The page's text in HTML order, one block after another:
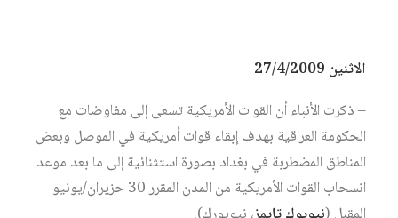
الاثنين 27/4/2009
– ذكرت الأنباء أن القوات الأمريكية تسعى إلى مفاوضات مع
الحكومة العراقية بهدف إبقاء قوات أمريكية في الموصل وبعض
المناطق المضطربة في بغداد بصورة استثنائية إلى ما بعد موعد
انسحاب القوات الأمريكية من المدن المقرر 30 حزيران/يونيو